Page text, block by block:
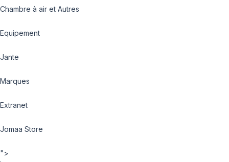
Chambre à air et Autres
Equipement
Jante
Marques
Extranet
Jomaa Store
">